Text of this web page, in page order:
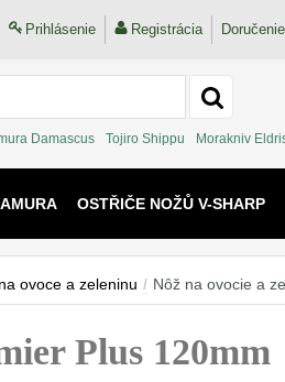
Prihlásenie Registrácia
Damascus Tojiro Shippu Morakniv
OSTŘIČE NOŽŮ V-SHARP
ovoce a zeleninu / Nôž na ovocie a
Plus 120mm